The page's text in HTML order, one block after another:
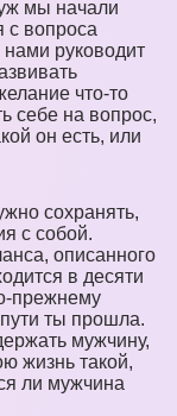
мы начали
с вопроса
нами руководит
что-то
себе на вопрос,
он есть, или
сохранять,
с собой.
описанного
в десяти
прежнему
ты прошла.
мужчину,
жизнь такой,
ли мужчина